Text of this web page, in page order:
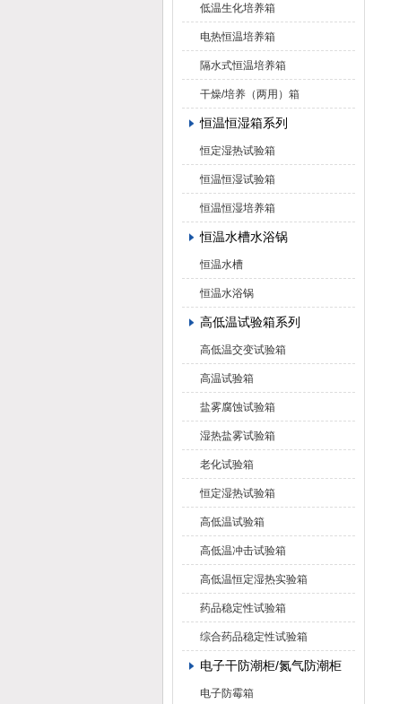
低温生化培养箱
电热恒温培养箱
隔水式恒温培养箱
干燥/培养（两用）箱
恒温恒湿箱系列
恒定湿热试验箱
恒温恒湿试验箱
恒温恒湿培养箱
恒温水槽水浴锅
恒温水槽
恒温水浴锅
高低温试验箱系列
高低温交变试验箱
高温试验箱
盐雾腐蚀试验箱
湿热盐雾试验箱
老化试验箱
恒定湿热试验箱
高低温试验箱
高低温冲击试验箱
高低温恒定湿热实验箱
药品稳定性试验箱
综合药品稳定性试验箱
电子干防潮柜/氮气防潮柜
电子防霉箱